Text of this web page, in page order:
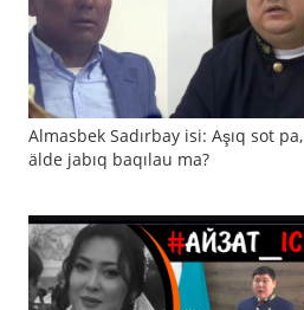
Almasbek Sadırbay isi: Aşıq sot pa,
älde jabıq baqılau ma?